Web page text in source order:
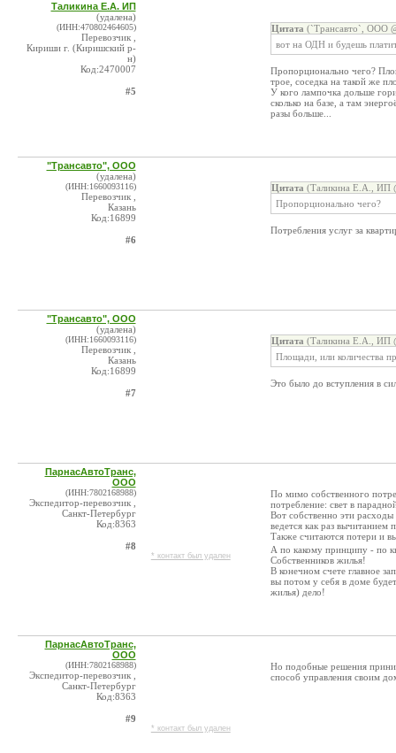
Таликина Е.А. ИП
(удалена)
(ИНН:470802464605)
Перевозчик ,
Кириши г. (Киришский р-
н)
Код:2470007
#5
Цитата (`Трансавто`, ООО
вот на ОДН и будешь
Пропорционально чего?
трое, соседка на такой же
У кого лампочка дольше
сколько на базе, а там
разы больше...
"Трансавто", ООО
(удалена)
(ИНН:1660093116)
Перевозчик ,
Казань
Код:16899
#6
Цитата (Таликина Е.А., ИП
Пропорционально чего?
Потребления услуг за
"Трансавто", ООО
(удалена)
(ИНН:1660093116)
Перевозчик ,
Казань
Код:16899
#7
Цитата (Таликина Е.А., ИП
Площади, или количества
Это было до вступления в
ПарнасАвтоТранс,
ООО
(ИНН:7802168988)
Экспедитор-перевозчик ,
Санкт-Петербург
Код:8363
#8
* контакт был удален
По мимо собственного
потребление: свет в
Вот собственно эти
ведется как раз вычитанием
Также считаются потери и
А по какому принципу - по
Собственников жилья!
В конечном счете главное
вы потом у себя в доме
жилья) дело!
ПарнасАвтоТранс,
ООО
(ИНН:7802168988)
Экспедитор-перевозчик ,
Санкт-Петербург
Код:8363
#9
* контакт был удален
Но подобные решения
способ управления своим